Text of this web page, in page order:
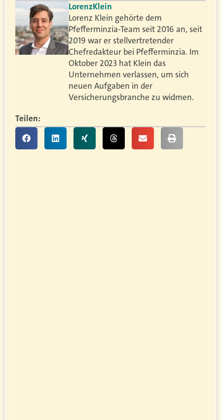
LorenzKlein
Lorenz Klein gehörte dem
Pfefferminzia-Team seit 2016 an, seit
2019 war er stellvertretender
Chefredakteur bei Pfefferminzia. Im
Oktober 2023 hat Klein das
Unternehmen verlassen, um sich
neuen Aufgaben in der
Versicherungsbranche zu widmen.
Teilen: